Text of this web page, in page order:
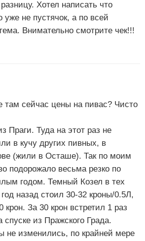
Хотел написать что
уже не пустячок, а по всей
Внимательно смотрите чек!!!
там сейчас цены на пивас? Чисто
Праги. Туда на этот раз не
в кучу других пивных, в
(жили в Осташе). Так по моим
подорожало весьма резко по
годом. Темный Козел в тех
назад стоил 30-32 кроны/0.5Л,
крон. За 30 крон встретил 1 раз
спуске из Пражского Града.
не изменились, по крайней мере